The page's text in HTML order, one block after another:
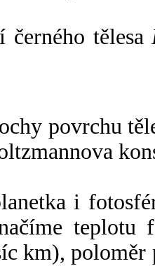
černého tělesa
povrchu
i
km),